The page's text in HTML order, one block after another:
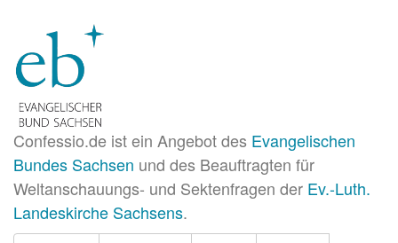
Confessio.de ist ein Angebot des Evangelischen
Bundes Sachsen und des Beauftragten für
Weltanschauungs- und Sektenfragen der Ev.-Luth.
Landeskirche Sachsens.